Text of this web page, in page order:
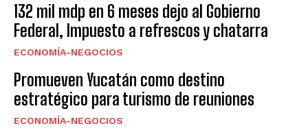
132 mil mdp en 6 meses dejo al Gobierno
Federal, Impuesto a refrescos y chatarra
ECONOMÍA-NEGOCIOS
Promueven Yucatán como destino
estratégico para turismo de reuniones
ECONOMÍA-NEGOCIOS